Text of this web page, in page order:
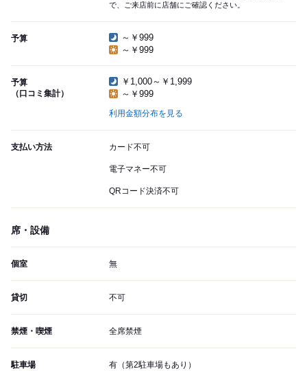
で、ご来店前に店舗にご確認ください。
予算
～￥999
～￥999
予算
（口コミ集計）
￥1,000～￥1,999
～￥999
利用金額分布を見る
支払い方法 カード不可
電子マネー不可
QRコード決済不可
席・設備
個室 無
貸切 不可
禁煙・喫煙 全席禁煙
駐車場 有（第2駐車場もあり）